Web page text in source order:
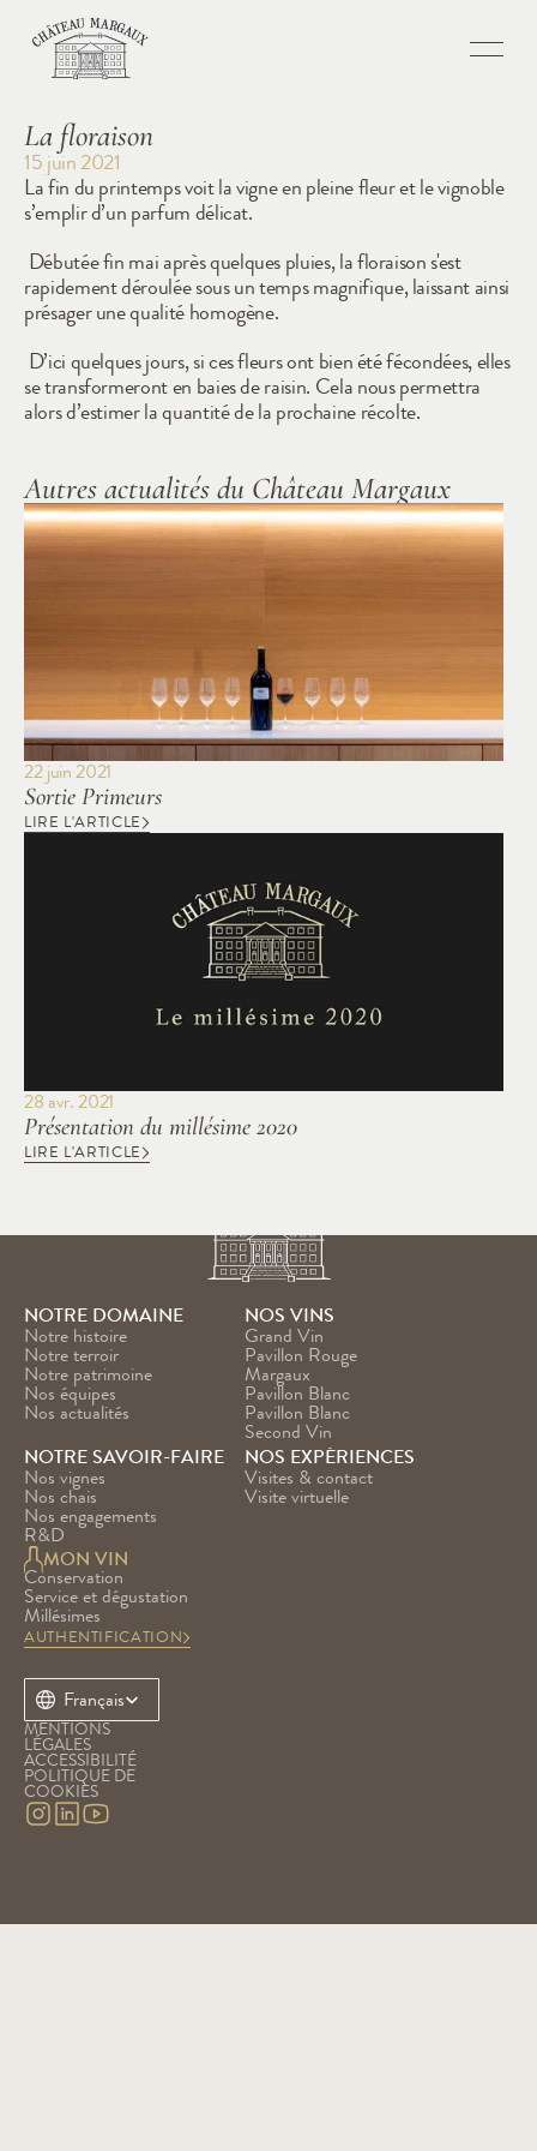
La floraison
15 juin 2021
La fin du printemps voit la vigne en pleine fleur et le vignoble
s’emplir d’un parfum délicat.
rapidement déroulée sous un temps magnifique, laissant ainsi
présager une qualité homogène.
se transformeront en baies de raisin. Cela nous permettra
alors d’estimer la quantité de la prochaine récolte.
Autres actualités du Château Margaux
22 juin 2021
Sortie Primeurs
LIRE L'ARTICLE
28 avr. 2021
Présentation du millésime 2020
LIRE L'ARTICLE
NOTRE DOMAINE
Notre histoire
Notre terroir
Notre patrimoine
Nos équipes
Nos actualités
NOS VINS
Grand Vin
Pavillon Rouge
Margaux
Pavillon Blanc
Pavillon Blanc
Second Vin
NOTRE SAVOIR-FAIRE
Nos vignes
Nos chais
Nos engagements
R&D
NOS EXPÉRIENCES
Visites & contact
Visite virtuelle
MON VIN
Conservation
Service et dégustation
Millésimes
AUTHENTIFICATION
Select Language
Français
MENTIONS
LÉGALES
ACCESSIBILITÉ
POLITIQUE DE
COOKIES